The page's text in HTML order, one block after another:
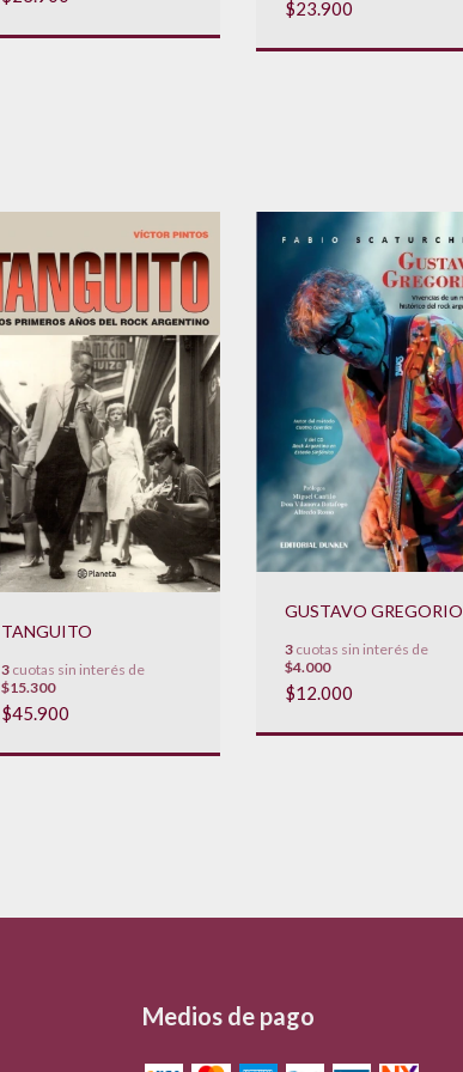
$23.900
TANGUITO
3cuotas sin interés de
$15.300
$45.900
GUSTAVO GREGORIO
3 cuotas sin interés de
$4.000
$12.000
Medios de pago